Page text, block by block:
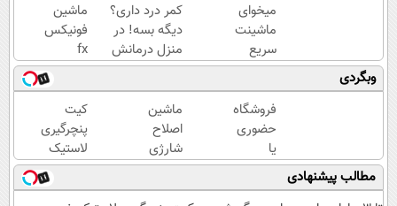
میخوای
ماشینت
سریع
فروش
بره؟
تمام
مراحل
فروش
ماشیت
رو به ما
کمر درد داری؟
دیگه بسه! در
منزل درمانش
کن
(◀پرسش‌نامه)
ماشین
فونیکس
fx
خودتو
اینجا به
راحتی
بفروش
وبگردی
فروشگاه
حضوری
یا
اینترنتی
داری؟
ماشین
اصلاح
شارژی
(قیمت
باورنکردنی
کیت
پنچرگیری
لاستیک
خودرو
(نصف
مطالب پیشنهادی